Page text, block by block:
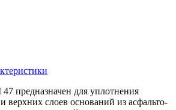
предназначен для уплотнения
слоев оснований из асфальто-